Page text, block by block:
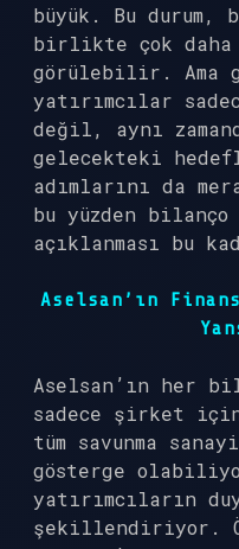
büyük. Bu durum,
birlikte çok
görülebilir. Ama
yatırımcılar
değil, aynı
gelecekteki
adımlarını da
bu yüzden
açıklanması bu
Aselsan’ın
Aselsan’ın her
sadece şirket
tüm savunma
gösterge
yatırımcıların
şekillendiriyor.